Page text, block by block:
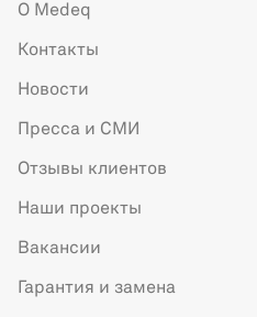
О Medeq
Контакты
Новости
Пресса и СМИ
Отзывы клиентов
Наши проекты
Вакансии
Гарантия и замена